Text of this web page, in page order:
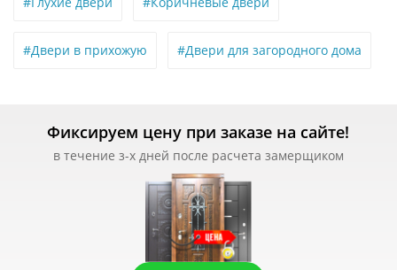
#Двери в прихожую #Двери для загородного дома
Фиксируем цену при заказе на сайте!
в течение з-х дней после расчета замерщиком